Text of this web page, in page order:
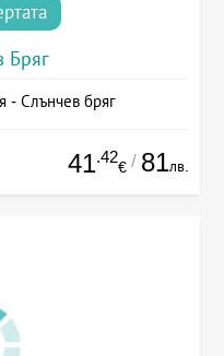
Бряг
- Слънчев бряг
41.42
€ / 81лв.